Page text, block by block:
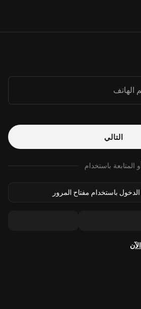
الهاتف
التالي
المتابعة باستخدام
باستخدام مفتاح المرور